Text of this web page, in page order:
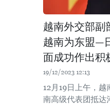
越南外交部副
越南为东盟—
面成功作出积
19/12/2023 12:13
12月19日上午，
南高级代表团抵达